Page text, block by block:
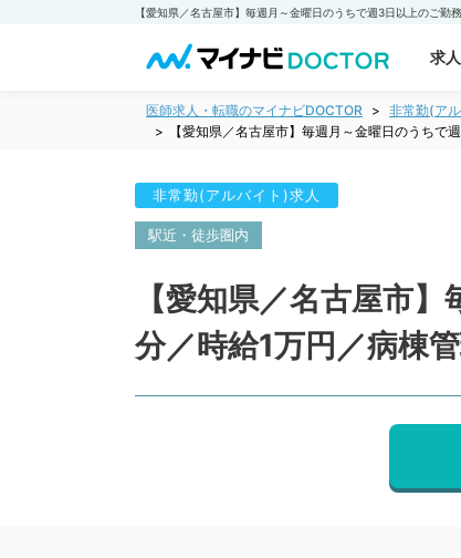
求
医師求人・転職のマイナビDOCTOR 非常勤(ア
【愛知県／名古屋市】毎週月～金曜日のうち
非常勤(アルバイト)求人
駅近・徒歩圏内
【愛知県／名古屋市
分／時給1万円／病棟